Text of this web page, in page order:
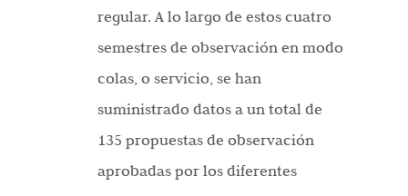
regular. A lo largo de estos cuatro
semestres de observación en modo
colas, o servicio, se han
suministrado datos a un total de
135 propuestas de observación
aprobadas por los diferentes